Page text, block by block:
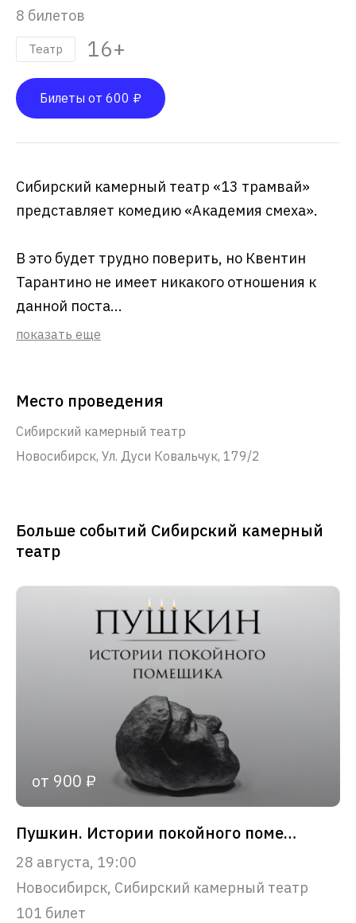
8 билетов
Театр 16+
Билеты от 600 ₽
Сибирский камерный театр «13 трамвай»
представляет комедию «Академия смеха».
В это будет трудно поверить, но Квентин
Тарантино не имеет никакого отношения к
данной поста...
показать еще
Место проведения
Сибирский камерный театр
Новосибирск, Ул. Дуси Ковальчук, 179/2
Больше событий Сибирский камерный
театр
от 900 ₽
Пушкин. Истории покойного помещика
28 августа, 19:00
Новосибирск, Сибирский камерный театр
101 билет